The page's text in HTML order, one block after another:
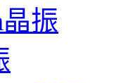
振